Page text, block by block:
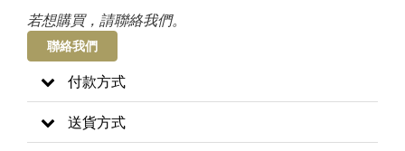
若想購買，請聯絡我們。
聯絡我們
付款方式
送貨方式